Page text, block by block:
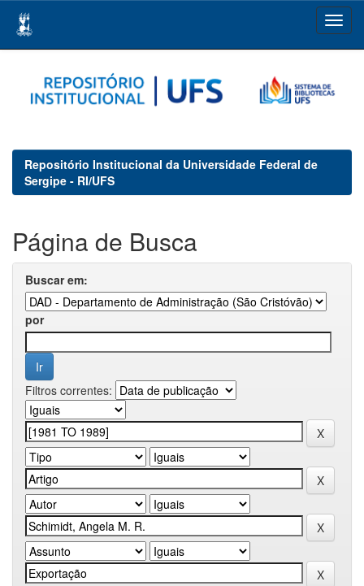
navigation
Repositório Institucional da Universidade Federal de
Sergipe - RI/UFS
Página de Busca
Buscar em:
por
Filtros correntes: